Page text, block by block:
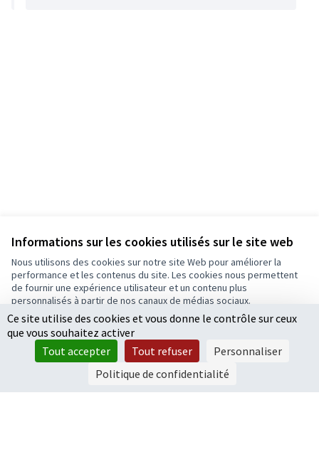
Informations sur les cookies utilisés sur le site web
Nous utilisons des cookies sur notre site Web pour améliorer la
performance et les contenus du site. Les cookies nous permettent
de fournir une expérience utilisateur et un contenu plus
personnalisés à partir de nos canaux de médias sociaux.
Tout accepter
Accepter seulement les cookies essentiels
Paramètres
Ce site utilise des cookies et vous donne le contrôle sur ceux
que vous souhaitez activer
Tout accepter
Tout refuser
Personnaliser
Politique de confidentialité